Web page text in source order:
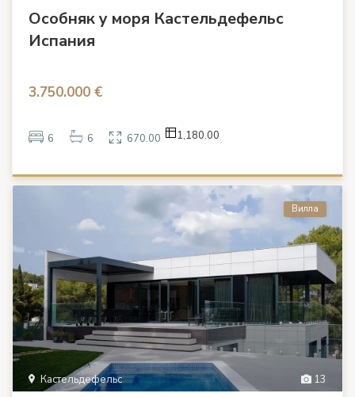
Особняк у моря Кастельдефельс
Испания
3.750.000 €
6 6 670.00 1,180.00
13
Кастельдефельс
Вилла